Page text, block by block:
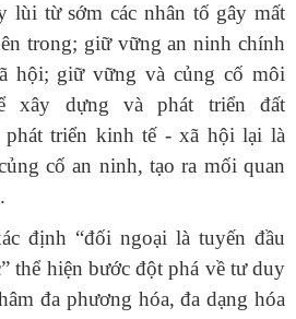
lùi từ sớm các nhân tố gây mất
trong; giữ vững an ninh chính
hội; giữ vững và củng cố môi
xây dựng và phát triển đất
phát triển kinh tế - xã hội lại là
cố an ninh, tạo ra mối quan
định “đối ngoại là tuyến đầu
thể hiện bước đột phá về tư duy
đa phương hóa, đa dạng hóa